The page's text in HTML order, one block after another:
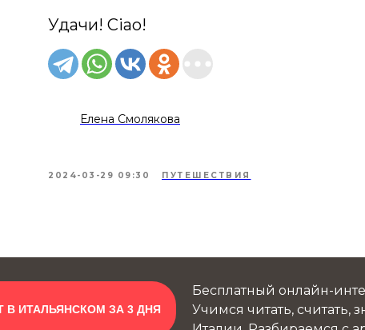
Удачи! Ciao!
Елена Смолякова
2024-03-29 09:30 ПУТЕШЕСТВИЯ
В ИТАЛЬЯНСКОМ ЗА 3 ДНЯ
Бесплатный онлайн-
Учимся читать, считать,